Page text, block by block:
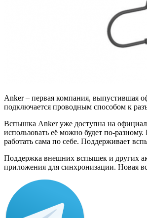
Anker – первая компания,
подключается проводным способом к
Вспышка Anker уже доступна на
использовать её можно будет по-
работать сама по себе. Поддерживает
Поддержка внешних вспышек и других
приложения для синхронизации. Новая